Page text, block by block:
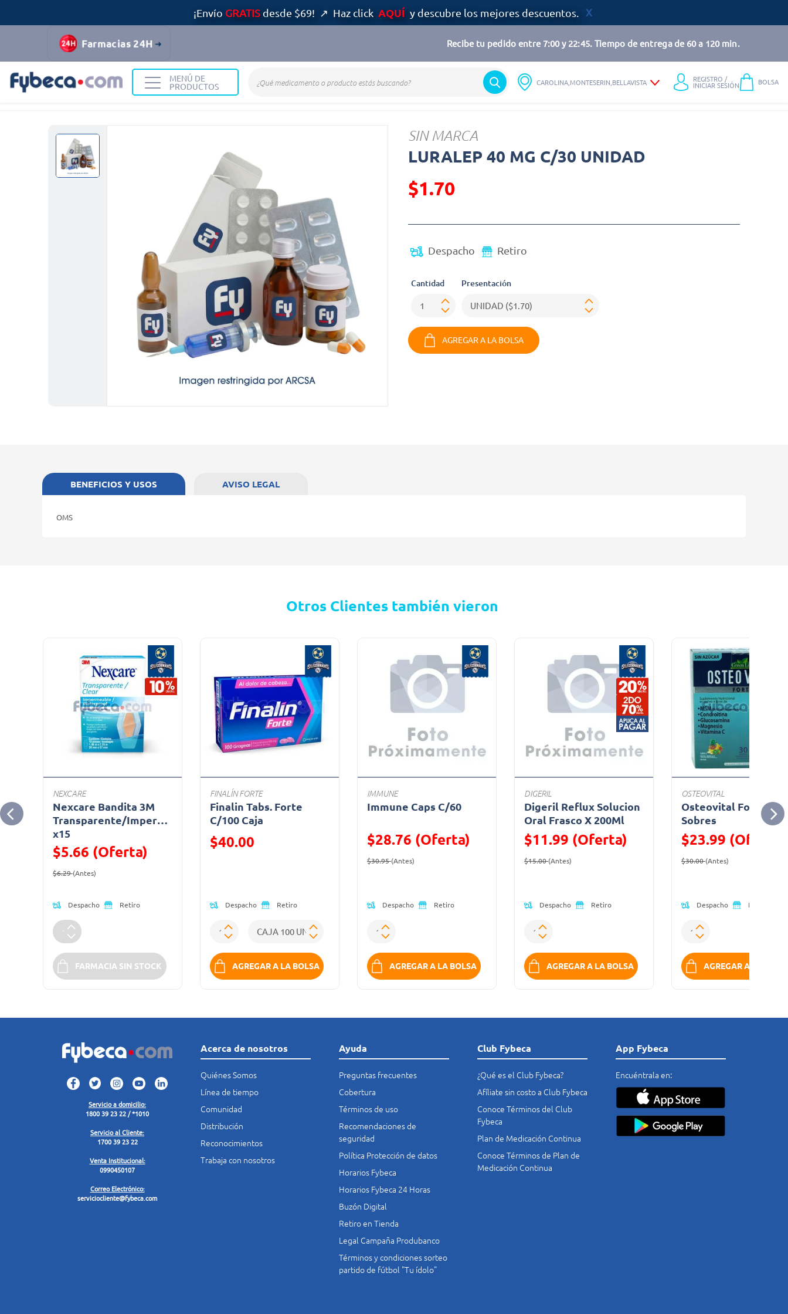
¡Envío GRATISdesde $69! ↗ Haz click AQUÍ y descubre los mejores descuentos.
Farmacias 24H Recibe tu pedido entre 7:00 y 22:45. Tiempo de entrega de 60 a 120 min.
MENÚ DE
PRODUCTOS CAROLINA,MONTESERIN,BELLAVISTA REGISTRO /
INICIAR SESIÓN BOLSA
Bienestar Multivitamínicos LURALEP
SIN MARCA
LURALEP 40 MG C/30 UNIDAD
$1.70
Despacho Retiro
Cantidad Presentación
AGREGAR A LA BOLSA
BENEFICIOS Y USOS
OMS
AVISO LEGAL
Otros Clientes también vieron
NEXCARE
Nexcare Bandita 3M
Transparente/Impermeable
x15
$5.66 (Oferta)
Precio reducido de
$6.29(Antes)
Despacho Retiro
FARMACIA SIN STOCK
FINALÍN FORTE
Finalin Tabs. Forte
C/100 Caja
Precio reducido de
$40.00
Despacho Retiro
AGREGAR A LA BOLSA
IMMUNE
Immune Caps C/60
$28.76 (Oferta)
Precio reducido de
$30.95(Antes)
Despacho Retiro
AGREGAR A LA BOLSA
DIGERIL
Digeril Reflux Solucion
Oral Frasco X 200Ml
$11.99 (Oferta)
Precio reducido de
$15.00(Antes)
Despacho Retiro
AGREGAR A LA BOLSA
OSTEOVITAL
Osteovital Forte X30
Sobres
$23.99 (Oferta)
Precio reducido de
$30.00(Antes)
Despacho Retiro
AGREGAR A LA
Servicio a domicilio:
1800 39 23 22 / *1010
Servicio al Cliente:
1700 39 23 22
Venta Institucional:
0990450107
Correo Electrónico:
serviciocliente@fybeca.com
Acerca de nosotros
Quiénes Somos
Línea de tiempo
Comunidad
Distribución
Reconocimientos
Trabaja con nosotros
Ayuda
Preguntas frecuentes
Cobertura
Términos de uso
Recomendaciones de
seguridad
Política Protección de datos
Horarios Fybeca
Horarios Fybeca 24 Horas
Buzón Digital
Retiro en Tienda
Legal Campaña Produbanco
Términos y condiciones sorteo
partido de fútbol "Tu ídolo"
Club Fybeca
¿Qué es el Club Fybeca?
Afíliate sin costo a Club Fybeca
Conoce Términos del Club
Fybeca
Plan de Medicación Continua
Conoce Términos de Plan de
Medicación Continua
App Fybeca
Encuéntrala en: